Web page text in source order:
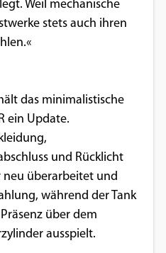
Weil mechanische
stets auch ihren
das minimalistische
ein Update.
und Rücklicht
neu überarbeitet und
während der Tank
über dem
ausspielt.